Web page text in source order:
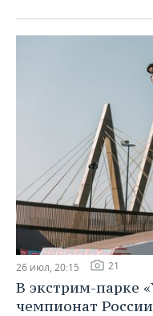
26 июл, 20:15 21
В экстрим-парке
чемпионат